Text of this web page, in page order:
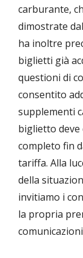
carburante,
dimostrate
ha inoltre
biglietti già
questioni di
consentito
supplementi
biglietto deve
completo fin
tariffa. Alla
della
invitiamo i
la propria